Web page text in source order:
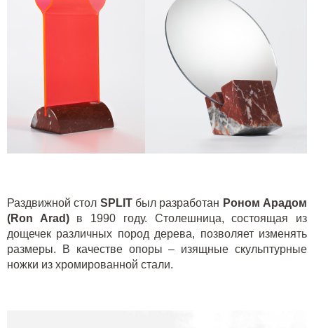
Раздвижной стол SPLITбыл разработан Роном Арадом
(Ron Arad)в 1990 году. Столешница, состоящая из
дощечек различных пород дерева, позволяет изменять
размеры. В качестве опоры – изящные скульптурные
ножки из хромированной стали.